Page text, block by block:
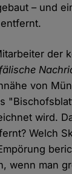
– und
der
von
wird.
Welch
wenn man